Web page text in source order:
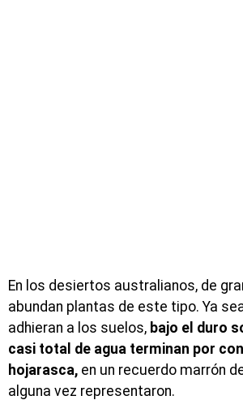
En los desiertos australianos, de
abundan plantas de este tipo. Ya
adhieran a los suelos, bajo el duro
casi total de agua terminan por
hojarasca, en un recuerdo marrón
alguna vez representaron.